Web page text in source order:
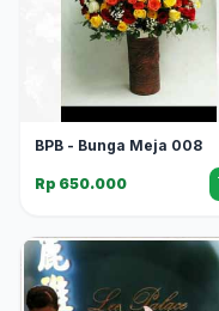
BPB - Bunga Meja 008
Rp 650.000